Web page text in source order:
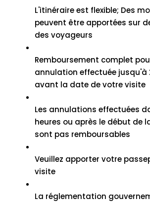
L'itinéraire est flexible; Des
peuvent être apportées sur
des voyageurs
Remboursement complet
annulation effectuée jusqu'à
avant la date de votre visite
Les annulations effectuées
heures ou après le début de
sont pas remboursables
Veuillez apporter votre
visite
La réglementation